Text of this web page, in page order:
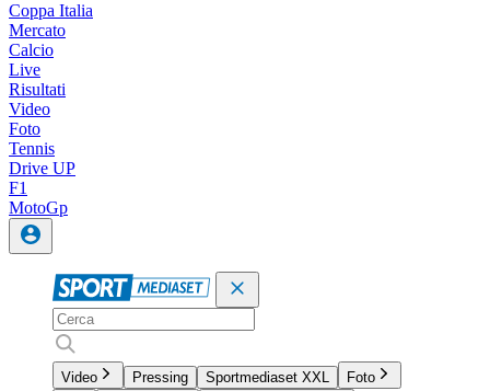
Coppa Italia
Mercato
Calcio
Live
Risultati
Video
Foto
Tennis
Drive UP
F1
MotoGp
Video Pressing Sportmediaset XXL
Foto